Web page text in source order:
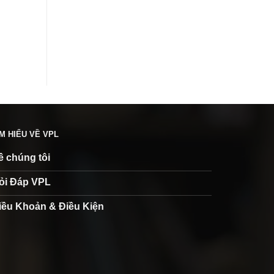
HIỂU VỀ VPL
chúng tôi
Đáp VPL
Khoản & Điều Kiện